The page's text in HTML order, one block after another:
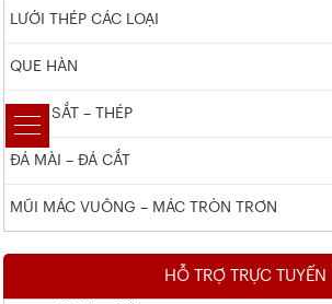
LƯỚI THÉP CÁC LOẠI
QUE HÀN
ĐINH SẮT – THÉP
ĐÁ MÀI – ĐÁ CẮT
MŨI MÁC VUÔNG – MÁC TRÒN TRƠN
HỖ TRỢ TRỰC TUYẾN